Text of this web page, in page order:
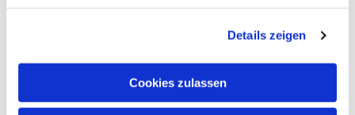
Details zeigen
Cookies zulassen